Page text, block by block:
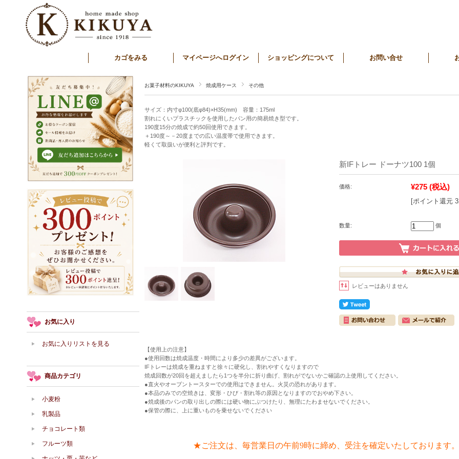
カゴをみる マイページへログイン ショッピングについて お問い合せ
お菓子材料のKIKUYA 焼成用ケース その他
サイズ：内寸φ100(底φ84)×H35(mm) 容量：175ml
割れにくいプラスチックを使用したパン用の簡易焼き型です。
190度15分の焼成で約50回使用できます。
＋190度～－20度までの広い温度帯で使用できます。
軽くて取扱いが便利と評判です。
新IFトレー ドーナツ100 1個
価格: ¥275 (税込)
[ポイント還元
数量: 個
レビューはありません
【使用上の注意】
●使用回数は焼成温度・時間により多少の差異がございます。
IFトレーは焼成を重ねますと徐々に硬化し、割れやすくなりますので
焼成回数が20回を超えましたら1つを半分に折り曲げ、割れがでないかご確認の上使用してください。
●直火やオーブントースターでの使用はできません。火災の恐れがあります。
●本品のみでの空焼きは、変形・ひび・割れ等の原因となりますのでおやめ下さい。
●焼成後のパンの取り出しの際には硬い物にぶつけたり、無理にたわませないでください。
●保管の際に、上に重いものを乗せないでください
★ご注文は、毎営業日の午前9時に締め、受注を確定いたしております。
お気に入り
お気に入りリストを見る
商品カテゴリ
小麦粉
乳製品
チョコレート類
フルーツ類